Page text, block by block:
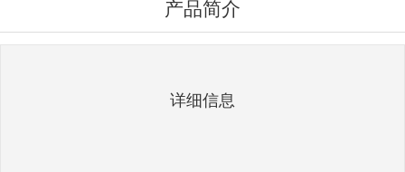
产品简介
详细信息